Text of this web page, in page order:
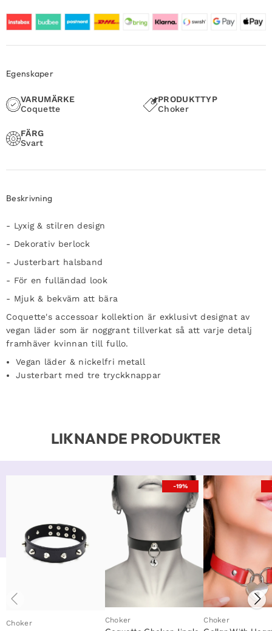
Egenskaper
VARUMÄRKE
Coquette
PRODUKTTYP
Choker
FÄRG
Svart
Beskrivning
- Lyxig & stilren design
- Dekorativ berlock
- Justerbart halsband
- För en fulländad look
- Mjuk & bekväm att bära
Coquette's accessoar kollektion är exklusivt designat av
vegan läder som är noggrant tillverkat så att varje detalj
framhäver kvinnan till fullo.
Vegan läder & nickelfri metall
Justerbart med tre tryckknappar
LIKNANDE PRODUKTER
Choker
-19%
Choker Choker